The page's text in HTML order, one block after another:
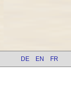
DE EN FR